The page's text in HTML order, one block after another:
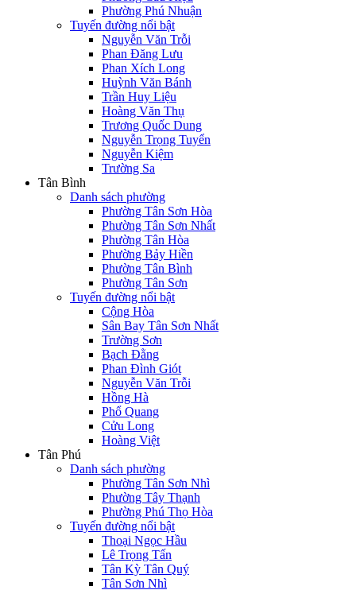
Phường Phú Nhuận
Tuyến đường nổi bật
Nguyễn Văn Trỗi
Phan Đăng Lưu
Phan Xích Long
Huỳnh Văn Bánh
Trần Huy Liệu
Hoàng Văn Thụ
Trương Quốc Dung
Nguyễn Trọng Tuyển
Nguyễn Kiệm
Trường Sa
Tân Bình
Danh sách phường
Phường Tân Sơn Hòa
Phường Tân Sơn Nhất
Phường Tân Hòa
Phường Bảy Hiền
Phường Tân Bình
Phường Tân Sơn
Tuyến đường nổi bật
Cộng Hòa
Sân Bay Tân Sơn Nhất
Trường Sơn
Bạch Đằng
Phan Đình Giót
Nguyễn Văn Trỗi
Hồng Hà
Phổ Quang
Cửu Long
Hoàng Việt
Tân Phú
Danh sách phường
Phường Tân Sơn Nhì
Phường Tây Thạnh
Phường Phú Thọ Hòa
Tuyến đường nổi bật
Thoại Ngọc Hầu
Lê Trọng Tấn
Tân Kỳ Tân Quý
Tân Sơn Nhì